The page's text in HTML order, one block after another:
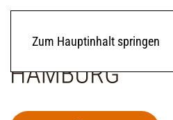
Zum Hauptinhalt springen